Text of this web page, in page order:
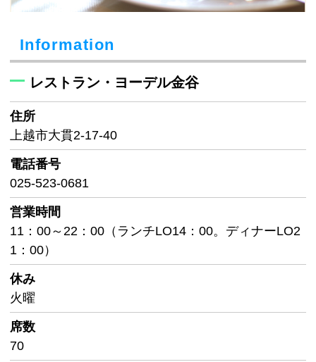
Information
レストラン・ヨーデル金谷
住所
上越市大貫2-17-40
電話番号
025-523-0681
営業時間
11：00～22：00（ランチLO14：00。ディナーLO2
1：00）
休み
火曜
席数
70